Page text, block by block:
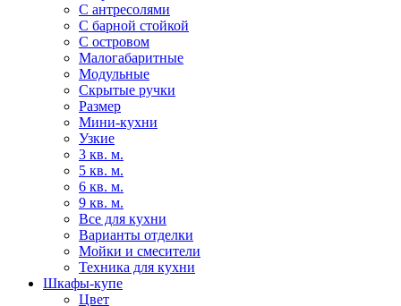
С антресолями
С барной стойкой
С островом
Малогабаритные
Модульные
Скрытые ручки
Размер
Мини-кухни
Узкие
3 кв. м.
5 кв. м.
6 кв. м.
9 кв. м.
Все для кухни
Варианты отделки
Мойки и смесители
Техника для кухни
Шкафы-купе
Цвет